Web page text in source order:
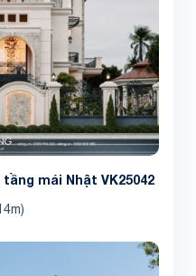
mái Nhật VK25042